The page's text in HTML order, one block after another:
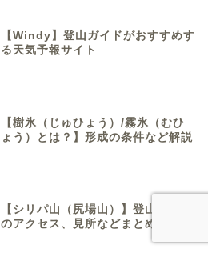
【Windy】登山ガイドがおすすめす
る天気予報サイト
【樹氷（じゅひょう）/霧氷（むひ
ょう）とは？】形成の条件など解説
【シリパ山（尻場山）】登山口まで
のアクセス、見所などまとめ